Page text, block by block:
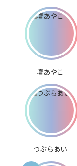
壇あやこ
つぶらあい